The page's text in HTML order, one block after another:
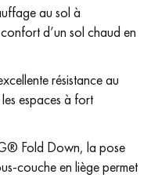
au sol à
d’un sol chaud en
résistance au
espaces à fort
Fold Down, la pose
couche en liège permet